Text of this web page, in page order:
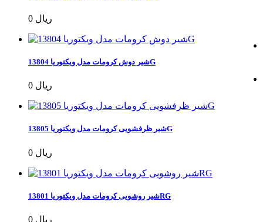
0 ریال
شیر دوش کرومات مدل ویکتوریا 13804G
0 ریال
شیر ظرفشویی کرومات مدل ویکتوریا 13805G
0 ریال
شیر روشویی کرومات مدل ویکتوریا 13801RG
0 ریال